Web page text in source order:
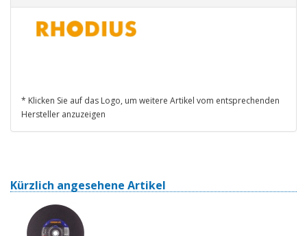
* Klicken Sie auf das Logo, um weitere Artikel vom entsprechenden
Hersteller anzuzeigen
Kürzlich angesehene Artikel